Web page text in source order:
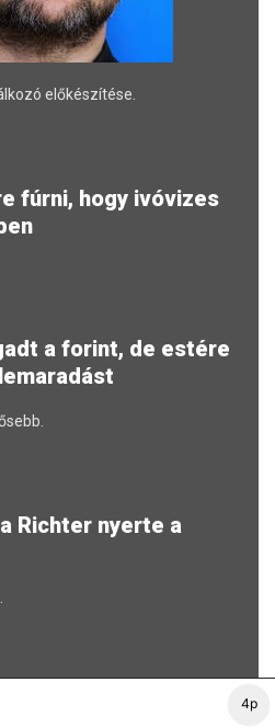
4p
előkészítése.
fúrni, hogy ivóvizes
a forint, de estére
Richter nyerte a
árfolyama, jól